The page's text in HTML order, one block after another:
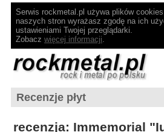
Serwis rockmetal.pl używa plików
naszych stron wyrażasz zgodę na ich
ustawieniami Twojej przeglądarki.
Zobacz więcej informacji.
Recenzje płyt
recenzja: Immemorial